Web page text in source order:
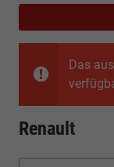
Das
Renault